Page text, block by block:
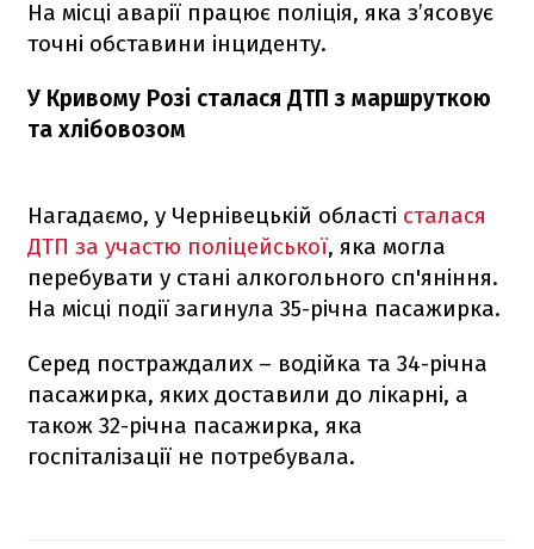
На місці аварії працює поліція, яка з’ясовує
точні обставини інциденту.
У Кривому Розі сталася ДТП з маршруткою
та хлібовозом
Нагадаємо, у Чернівецькій області сталася
ДТП за участю поліцейської, яка могла
перебувати у стані алкогольного сп'яніння.
На місці події загинула 35-річна пасажирка.
Серед постраждалих – водійка та 34-річна
пасажирка, яких доставили до лікарні, а
також 32-річна пасажирка, яка
госпіталізації не потребувала.